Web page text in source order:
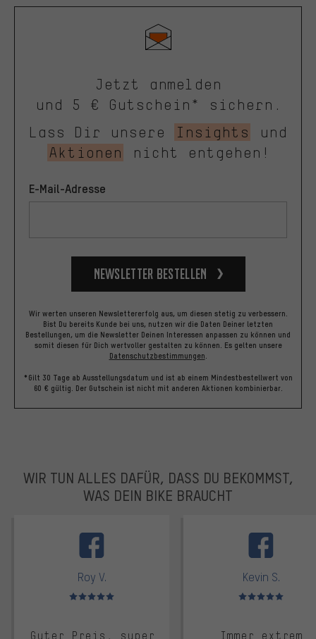
Jetzt anmelden
und 5 € Gutschein* sichern.
Lass Dir unsere
Insights
und
Aktionen
nicht entgehen!
E-Mail-Adresse
Newsletter bestellen
Wir werten unseren Newslettererfolg aus, um diesen stetig zu verbessern.
Bist Du bereits Kunde bei uns, nutzen wir die Daten Deiner letzten
Bestellungen, um die Newsletter Deinen Interessen anpassen zu können und
somit diesen für Dich wertvoller gestalten zu können. Es gelten unsere
Datenschutzbestimmungen.
*Gilt 30 Tage ab Ausstellungsdatum und ist ab einem Mindestbestellwert von
60 € gültig. Der Gutschein ist nicht mit anderen Aktionen kombinierbar.
WIR TUN ALLES DAFÜR, DASS DU BEKOMMST,
WAS DEIN BIKE BRAUCHT
Roy V.
Bewertungen: 5 von 5
Guter Preis, super
Kevin S.
Bewertungen: 5 von 5
Immer extrem